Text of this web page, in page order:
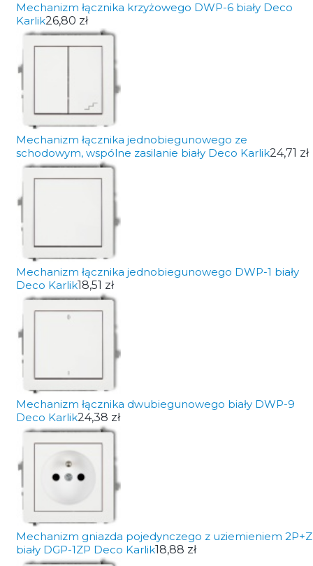
Mechanizm łącznika krzyżowego DWP-6 biały Deco
Karlik26,80 zł
Mechanizm łącznika jednobiegunowego ze
schodowym, wspólne zasilanie biały Deco Karlik24,71 zł
Mechanizm łącznika jednobiegunowego DWP-1 biały
Deco Karlik18,51 zł
Mechanizm łącznika dwubiegunowego biały DWP-9
Deco Karlik24,38 zł
Mechanizm gniazda pojedynczego z uziemieniem 2P+Z
biały DGP-1ZP Deco Karlik18,88 zł